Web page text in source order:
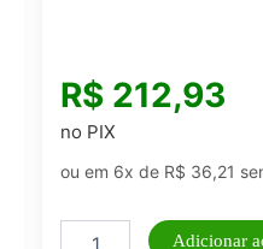
R$ 212,93
no PIX
ou em 6x de R$ 36,21
Adicionar